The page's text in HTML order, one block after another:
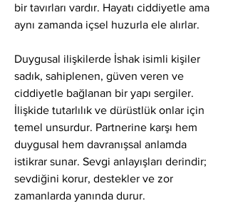
bir tavırları vardır. Hayatı ciddiyetle ama
aynı zamanda içsel huzurla ele alırlar.
Duygusal ilişkilerde İshak isimli kişiler
sadık, sahiplenen, güven veren ve
ciddiyetle bağlanan bir yapı sergiler.
İlişkide tutarlılık ve dürüstlük onlar için
temel unsurdur. Partnerine karşı hem
duygusal hem davranışsal anlamda
istikrar sunar. Sevgi anlayışları derindir;
sevdiğini korur, destekler ve zor
zamanlarda yanında durur.